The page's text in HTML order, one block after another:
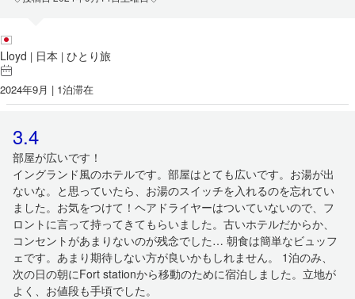
Lloyd | 日本 | ひとり旅
2024年9月 | 1泊滞在
3.4
部屋が広いです！
イングランド風のホテルです。部屋はとても広いです。お湯が出
ないな。と思っていたら、お湯のスイッチを入れるのを忘れてい
ました。お気をつけて！ヘアドライヤーはついていないので、フ
ロントに言って持ってきてもらいました。古いホテルだからか、
コンセントがあまりないのが残念でした… 朝食は簡単なビュッフ
ェです。あまり期待しない方が良いかもしれません。 1泊のみ、
次の日の朝にFort stationから移動のために宿泊しました。立地が
よく、お値段も手頃でした。